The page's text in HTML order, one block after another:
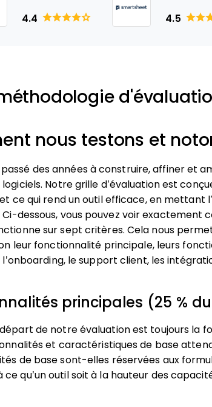
4.4 4.5
nous testons et
passé des années à construire, affiner et
Notre grille d’évaluation est
ce qui rend un outil efficace, en mettant
Ci-dessous, vous pouvez voir
sur sept critères. Cela nous
leur fonctionnalité principale, leurs
l’onboarding, le support client, les
principales (25 %
de notre évaluation est toujours la
et caractéristiques de base
de base sont-elles réservées aux
ce qu’un outil soit à la hauteur des